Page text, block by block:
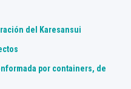
del Karesansui
por containers, de